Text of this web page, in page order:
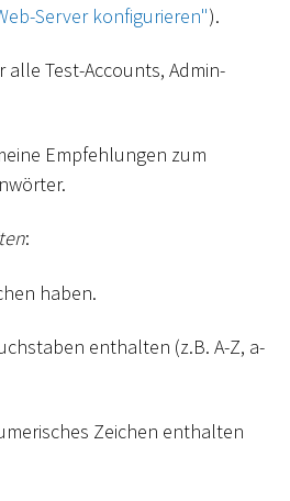
Server konfigurieren").
alle Test-Accounts, Admin-
Empfehlungen zum
:
haben.
enthalten (z.B. A-Z, a-
Zeichen enthalten